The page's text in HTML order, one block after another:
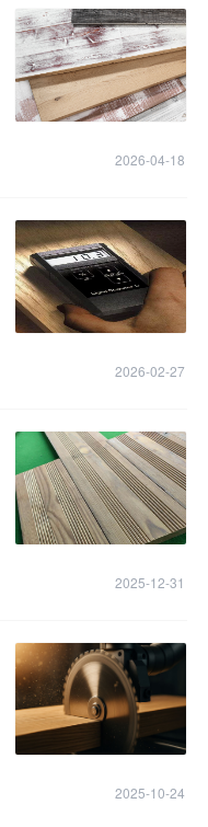
2026-04-18
2026-02-27
2025-12-31
2025-10-24